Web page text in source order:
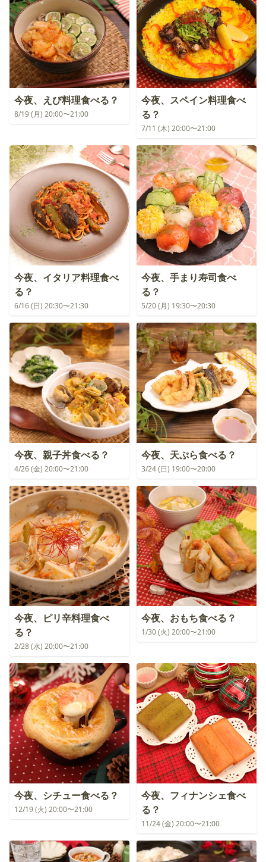
今夜、えび料理食べる？
8/19 (月) 20:00〜21:00
今夜、スペイン料理食べ
る？
7/11 (木) 20:00〜21:00
今夜、イタリア料理食べ
る？
6/16 (日) 20:30〜21:30
今夜、手まり寿司食べ
る？
5/20 (月) 19:30〜20:30
今夜、親子丼食べる？
4/26 (金) 20:00〜21:00
今夜、天ぷら食べる？
3/24 (日) 19:00〜20:00
今夜、ピリ辛料理食べ
る？
2/28 (水) 20:00〜21:00
今夜、おもち食べる？
1/30 (火) 20:00〜21:00
今夜、シチュー食べる？
12/19 (火) 20:00〜21:00
今夜、フィナンシェ食べ
る？
11/24 (金) 20:00〜21:00